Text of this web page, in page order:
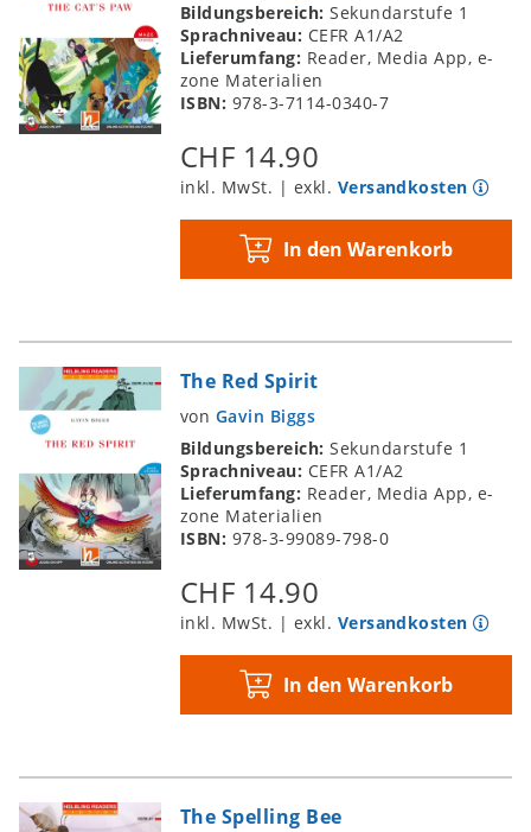
Bildungsbereich:Sekundarstufe 1
Sprachniveau: CEFR A1/A2
Lieferumfang: Reader, Media App, e-
zone Materialien
ISBN: 978-3-7114-0340-7
CHF 14.90
inkl. MwSt. | exkl. Versandkosten
In den Warenkorb
The Red Spirit
von Gavin Biggs
Bildungsbereich:Sekundarstufe 1
Sprachniveau: CEFR A1/A2
Lieferumfang: Reader, Media App, e-
zone Materialien
ISBN: 978-3-99089-798-0
CHF 14.90
inkl. MwSt. | exkl. Versandkosten
In den Warenkorb
The Spelling Bee